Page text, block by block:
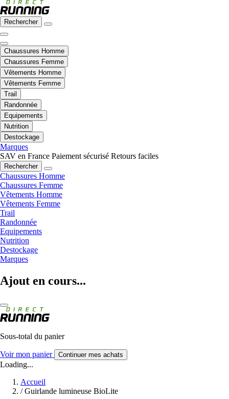
Rechercher
Chaussures Homme
Chaussures Femme
Vêtements Homme
Vêtements Femme
Trail
Randonnée
Equipements
Nutrition
Destockage
Marques
SAV en France Paiement sécurisé Retours faciles
Rechercher
Chaussures Homme
Chaussures Femme
Vêtements Homme
Vêtements Femme
Trail
Randonnée
Equipements
Nutrition
Destockage
Marques
Ajout en cours...
Sous-total du panier
Voir mon panier Continuer mes achats
Loading...
Accueil
/ Guirlande lumineuse BioLite